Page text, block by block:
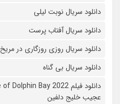
دانلود سریال نوبت لیلی
دانلود سریال آفتاب پرست
دانلود سریال روزی روزگاری در مریخ
دانلود سریال بی گناه
عجیب خلیج دلفین